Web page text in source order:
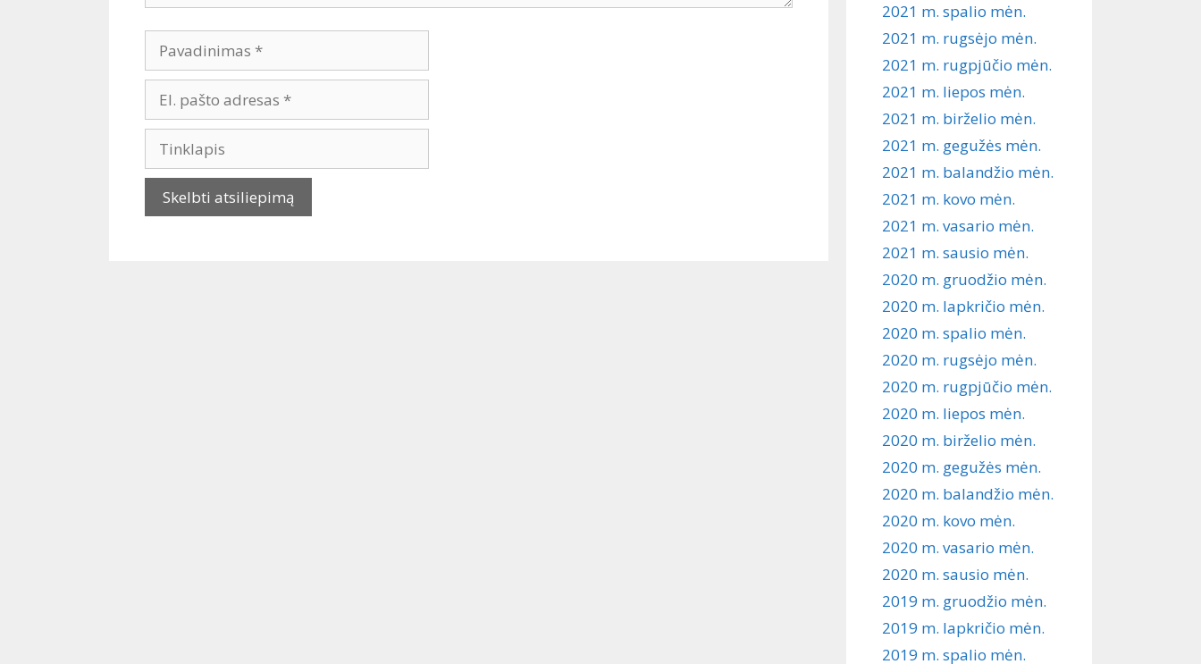
2021 m. spalio mėn.
2021 m. rugsėjo mėn.
2021 m. rugpjūčio mėn.
2021 m. liepos mėn.
2021 m. birželio mėn.
2021 m. gegužės mėn.
2021 m. balandžio mėn.
2021 m. kovo mėn.
2021 m. vasario mėn.
2021 m. sausio mėn.
2020 m. gruodžio mėn.
2020 m. lapkričio mėn.
2020 m. spalio mėn.
2020 m. rugsėjo mėn.
2020 m. rugpjūčio mėn.
2020 m. liepos mėn.
2020 m. birželio mėn.
2020 m. gegužės mėn.
2020 m. balandžio mėn.
2020 m. kovo mėn.
2020 m. vasario mėn.
2020 m. sausio mėn.
2019 m. gruodžio mėn.
2019 m. lapkričio mėn.
2019 m. spalio mėn.